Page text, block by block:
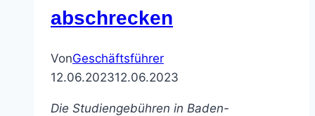
abschrecken
VonGeschäftsführer
12.06.202312.06.2023
Die Studiengebühren in Baden-